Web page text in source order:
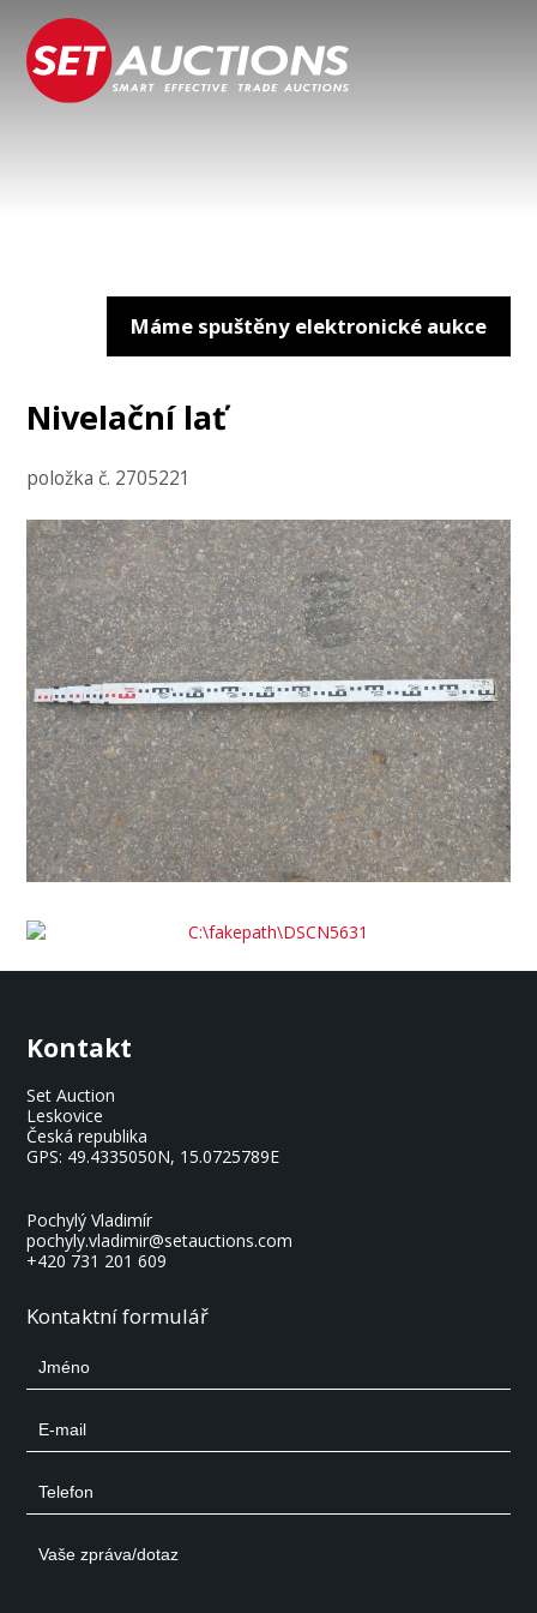
Máme spuštěny elektronické aukce
Nivelační lať
položka č. 2705221
Kontakt
Set Auction
Leskovice
Česká republika
GPS: 49.4335050N, 15.0725789E
Pochylý Vladimír
pochyly.vladimir@setauctions.com
+420 731 201 609
Kontaktní formulář